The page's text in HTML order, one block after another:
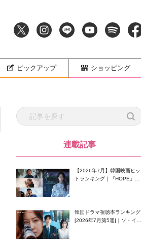
ピックアップ ショッピング
連載記事
【2026年7月】韓国映画ヒッ
トランキング｜『HOPE』が
韓国ドラマ視聴率ランキング
[2026年7月第5週]｜ソ・イン